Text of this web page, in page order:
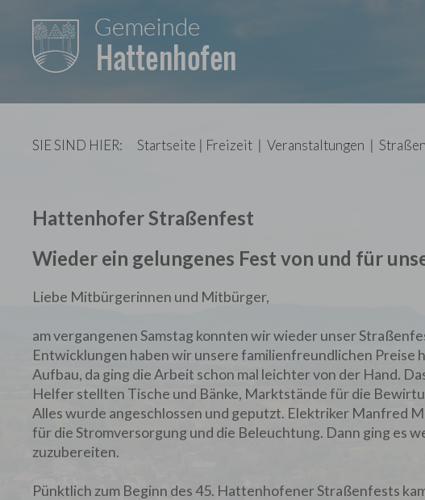
SIE SIND HIER: Startseite | Freizeit | Veranstaltungen |
Hattenhofer Straßenfest
Wieder ein gelungenes Fest von und für
Liebe Mitbürgerinnen und Mitbürger,
am vergangenen Samstag konnten wir wieder unser
Entwicklungen haben wir unsere familienfreundlichen Preise
Aufbau, da ging die Arbeit schon mal leichter von der Hand.
Helfer stellten Tische und Bänke, Marktstände für die
Alles wurde angeschlossen und geputzt. Elektriker Manfred
für die Stromversorgung und die Beleuchtung. Dann ging es
zuzubereiten.
Pünktlich zum Beginn des 45. Hattenhofener Straßenfests